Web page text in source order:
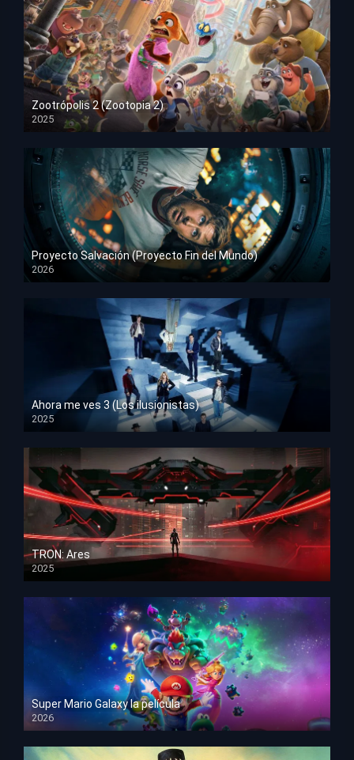
Zootrópolis 2 (Zootopia 2)
2025
HD 1080p
Proyecto Salvación (Proyecto Fin del Mundo)
2026
HD 1080p
Ahora me ves 3 (Los ilusionistas)
2025
HD 1080p
TRON: Ares
2025
HD 1080p
Super Mario Galaxy la película
2026
HD 1080p